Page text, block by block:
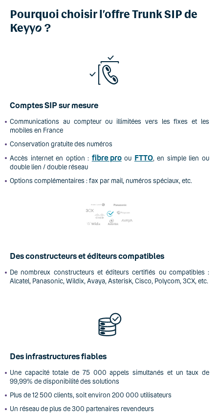
Pourquoi choisir l’offre Trunk SIP de
Keyyo ?
Comptes SIP sur mesure
Communications au compteur ou illimitées vers les fixes et les
mobiles en France
Conservation gratuite des numéros
Accès internet en option : fibre proou FTTO, en simple lien ou
double lien / double réseau
Options complémentaires : fax par mail, numéros spéciaux, etc.
Des constructeurs et éditeurs compatibles
De nombreux constructeurs et éditeurs certifiés ou compatibles :
Alcatel, Panasonic, Wildix, Avaya, Asterisk, Cisco, Polycom, 3CX, etc.
Des infrastructures fiables
Une capacité totale de 75 000 appels simultanés et un taux de
99,99% de disponibilité des solutions
Plus de 12 500 clients, soit environ 200 000 utilisateurs
Un réseau de plus de 300 partenaires revendeurs